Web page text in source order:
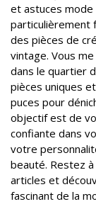
et astuces
particulièrement
des pièces de
vintage. Vous
dans le quartier
pièces uniques
puces pour
objectif est de
confiante dans
votre
beauté. Restez
articles et
fascinant de la